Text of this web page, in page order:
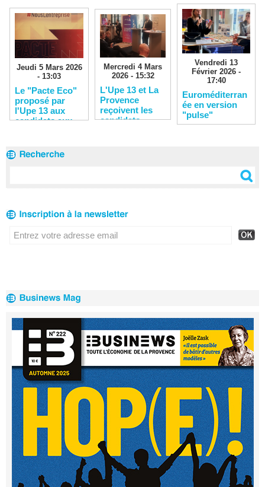
Jeudi 5 Mars 2026
- 13:03
Le "Pacte Eco"
proposé par
l'Upe 13 aux
candidats aux
Mercredi 4 Mars
2026 - 15:32
L'Upe 13 et La
Provence
reçoivent les
candidats
Vendredi 13
Février 2026 -
17:40
Euroméditerran
ée en version
"pulse"